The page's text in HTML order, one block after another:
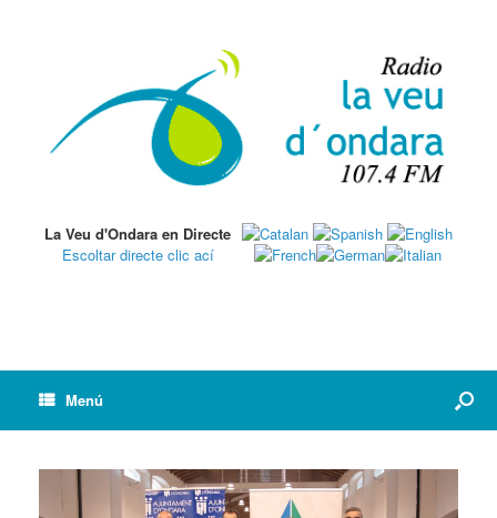
La Veu d'Ondara en Directe
Escoltar directe clic ací
Menú